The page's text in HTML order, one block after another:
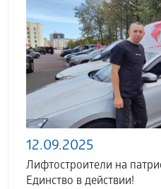
12.09.2025
Лифтостроители на
Единство в действии!